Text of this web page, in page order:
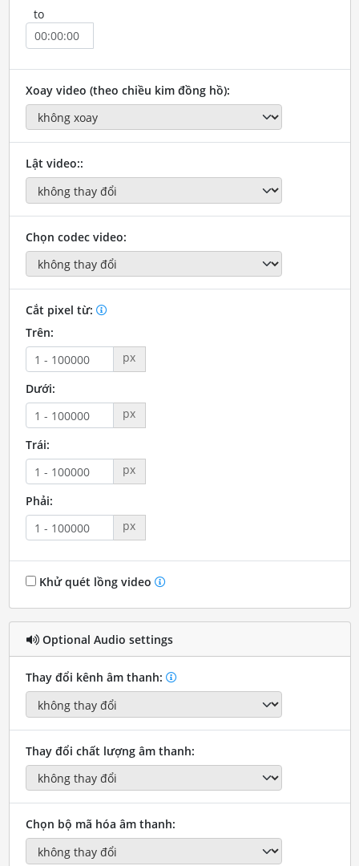
to
Xoay video (theo chiều kim đồng hồ):
Lật video::
Chọn codec video:
Cắt pixel từ:
Trên:
px
Dưới:
px
Trái:
px
Phải:
px
Khử quét lồng video
Optional Audio settings
Thay đổi kênh âm thanh:
Thay đổi chất lượng âm thanh:
Chọn bộ mã hóa âm thanh: